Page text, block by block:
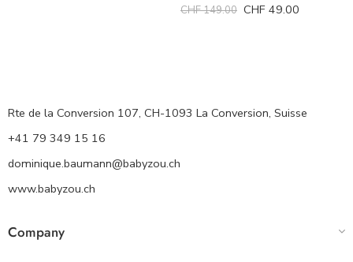
CHF149.00 CHF 49.00
Rte de la Conversion 107, CH-1093 La Conversion, Suisse
+41 79 349 15 16
dominique.baumann@babyzou.ch
www.babyzou.ch
Company